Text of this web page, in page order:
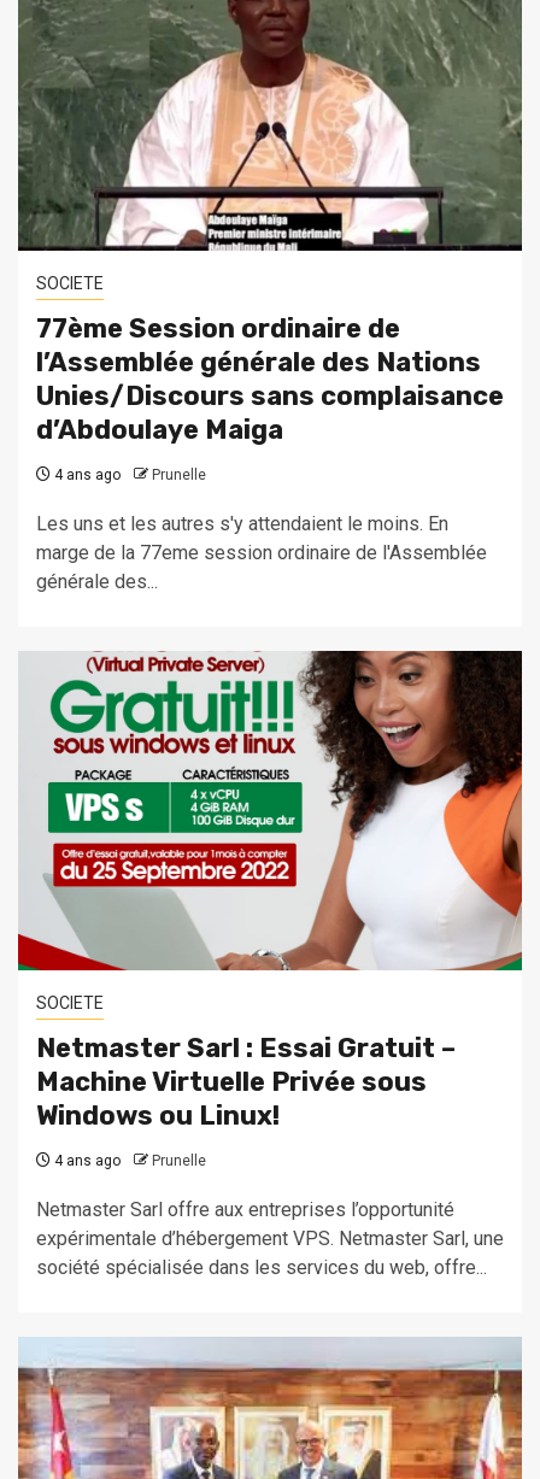
SOCIETE
77ème Session ordinaire de
l’Assemblée générale des Nations
Unies/Discours sans complaisance
d’Abdoulaye Maiga
4 ans ago Prunelle
Les uns et les autres s'y attendaient le moins. En
marge de la 77eme session ordinaire de l'Assemblée
générale des...
SOCIETE
Netmaster Sarl : Essai Gratuit –
Machine Virtuelle Privée sous
Windows ou Linux!
4 ans ago Prunelle
Netmaster Sarl offre aux entreprises l’opportunité
expérimentale d’hébergement VPS. Netmaster Sarl, une
société spécialisée dans les services du web, offre...